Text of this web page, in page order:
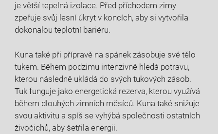
je větší tepelná izolace. Před příchodem zimy
zpeřuje svůj lesní úkryt v koncích, aby si vytvořila
dokonalou teplotní bariéru.
Kuna také při přípravě na spánek zásobuje své tělo
tukem. Během podzimu intenzivně hledá potravu,
kterou následně ukládá do svých tukových zásob.
Tuk funguje jako energetická rezerva, kterou využívá
během dlouhých zimních měsíců. Kuna také snižuje
svou aktivitu a spíš se vyhýbá společnosti ostatních
živočichů, aby šetřila energii.